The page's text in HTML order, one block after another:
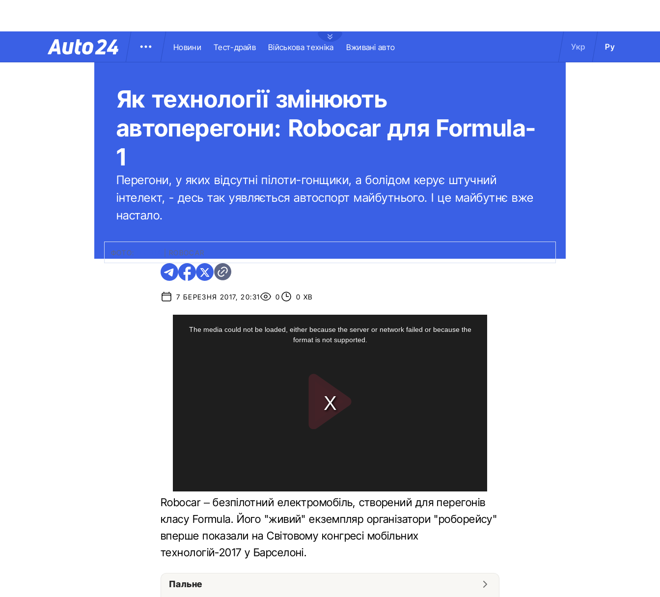
Новини Тест-драйв Військова техніка Вживані авто Укр Ру
Як технології змінюють
автоперегони: Robocar для Formula-
1
Перегони, у яких відсутні пілоти-гонщики, а болідом керує штучний
інтелект, - десь так уявляється автоспорт майбутнього. І це майбутнє вже
настало.
ФОТО: ROBOCAR
7 БЕРЕЗНЯ 2017, 20:31 0 0 ХВ
Robocar – безпілотний електромобіль, створений для перегонів
класу Formula. Його "живий" екземпляр організатори "роборейсу"
вперше показали на Світовому конгресі мобільних
технологій-2017 у Барселоні.
Пальне